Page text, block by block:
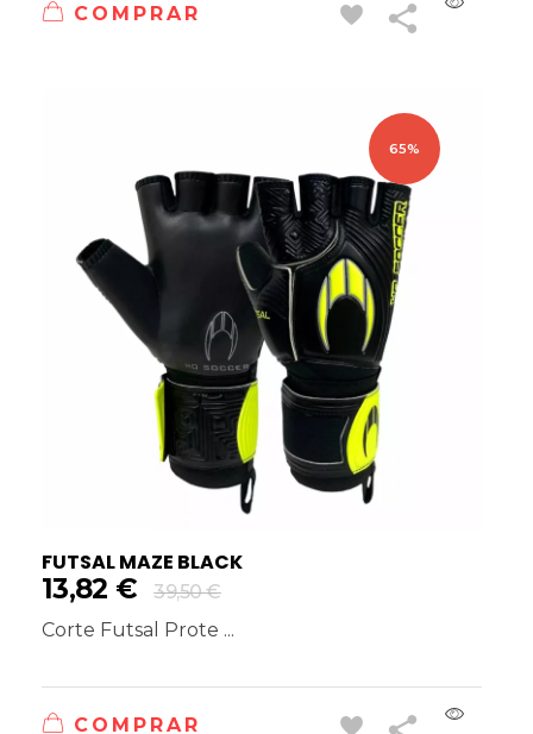
COMPRAR
65%
FUTSAL MAZE BLACK
13,82 € 39,50€
Corte Futsal Prote ...
COMPRAR